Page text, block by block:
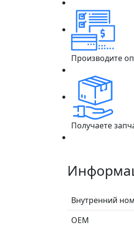
Производите
Получаете
Внутренний
ОЕМ